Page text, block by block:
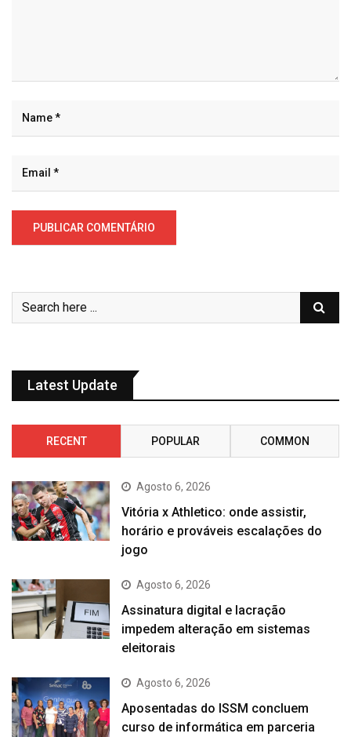
Latest Update
RECENT POPULAR COMMON
Agosto 6, 2026
Vitória x Athletico: onde assistir,
horário e prováveis escalações do
jogo
Agosto 6, 2026
Assinatura digital e lacração
impedem alteração em sistemas
eleitorais
Agosto 6, 2026
Aposentadas do ISSM concluem
curso de informática em parceria